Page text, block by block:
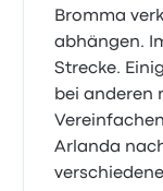
Bromma
abhängen.
Strecke.
bei anderen
Arlanda